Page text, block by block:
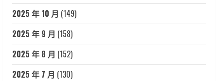
2025 年 10 月 (149)
2025 年 9 月 (158)
2025 年 8 月 (152)
2025 年 7 月 (130)